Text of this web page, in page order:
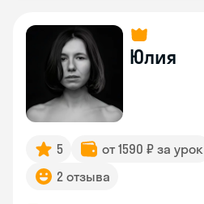
Юлия
5 от 1590 ₽ за урок
2 отзыва